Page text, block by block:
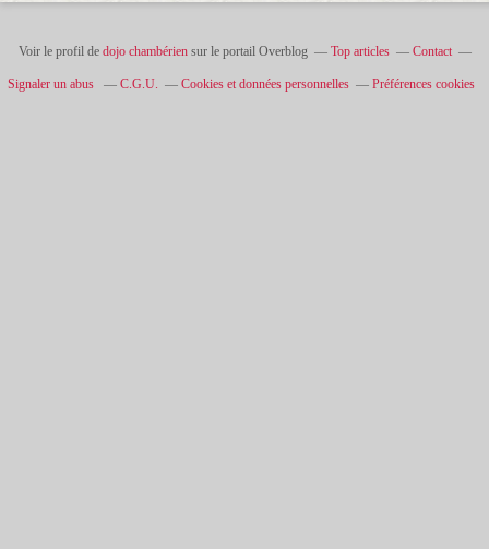
Voir le profil de dojo chambériensur le portail Overblog Top articles Contact
Signaler un abus C.G.U. Cookies et données personnelles Préférences cookies